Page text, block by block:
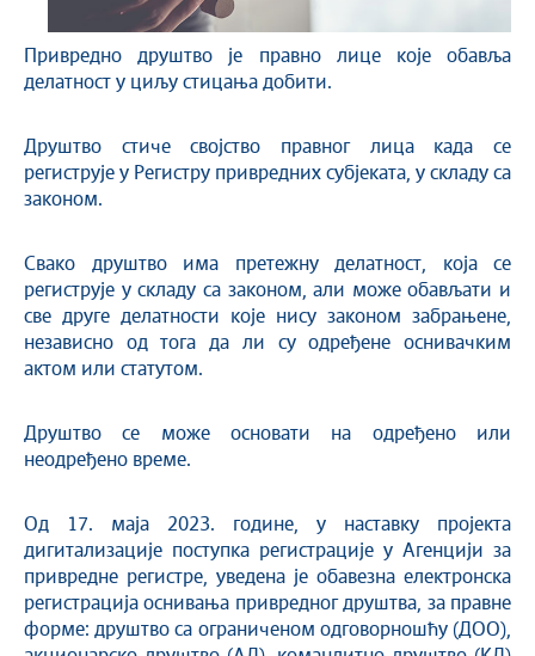
Привредно друштво је правно лице које обавља
делатност у циљу стицања добити.
Друштво стиче својство правног лица када се
региструје у Регистру привредних субјеката, у складу са
законом.
Свако друштво има претежну делатност, која се
региструје у складу са законом, али може обављати и
све друге делатности које нису законом забрањене,
независно од тога да ли су одређене оснивачким
актом или статутом.
Друштво се може основати на одређено или
неодређено време.
Од 17. маја 2023. године, у наставку пројекта
дигитализације поступка регистрације у Агенцији за
привредне регистре, уведена је обавезна електронска
регистрација оснивања привредног друштва, за правне
форме: друштво са ограниченом одговорношћу (ДОО),